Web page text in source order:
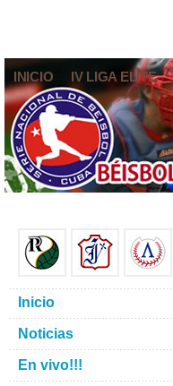
INICIO IV LIGA ELITE
Inicio
Noticias
En vivo!!!